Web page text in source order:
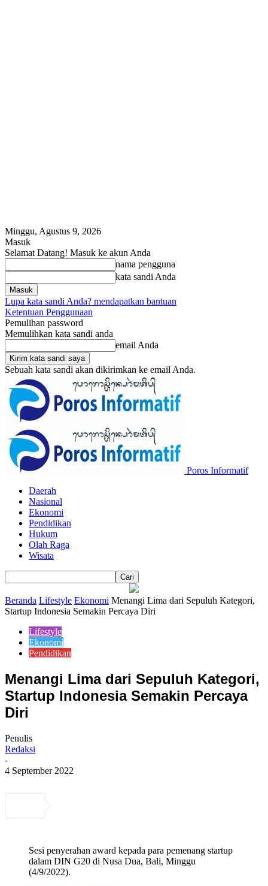
Minggu, Agustus 9, 2026
Masuk
Selamat Datang! Masuk ke akun Anda
nama pengguna
kata sandi Anda
Lupa kata sandi Anda? mendapatkan bantuan
Ketentuan Penggunaan
Pemulihan password
Memulihkan kata sandi anda
email Anda
Sebuah kata sandi akan dikirimkan ke email Anda.
Poros Informatif
Daerah
Nasional
Ekonomi
Pendidikan
Hukum
Olah Raga
Wisata
Beranda Lifestyle Ekonomi Menangi Lima dari Sepuluh Kategori,
Startup Indonesia Semakin Percaya Diri
Lifestyle
Ekonomi
Pendidikan
Menangi Lima dari Sepuluh Kategori,
Startup Indonesia Semakin Percaya
Diri
Penulis
Redaksi
-
4 September 2022
Sesi penyerahan award kepada para pemenang startup
dalam DIN G20 di Nusa Dua, Bali, Minggu
(4/9/2022).